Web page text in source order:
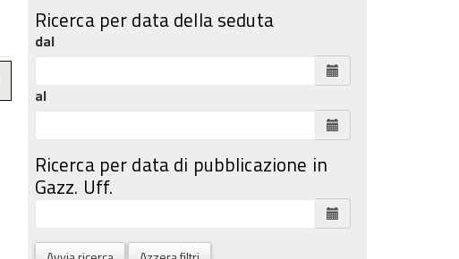
Ricerca per data della seduta
dal
al
Ricerca per data di pubblicazione in
Gazz. Uff.